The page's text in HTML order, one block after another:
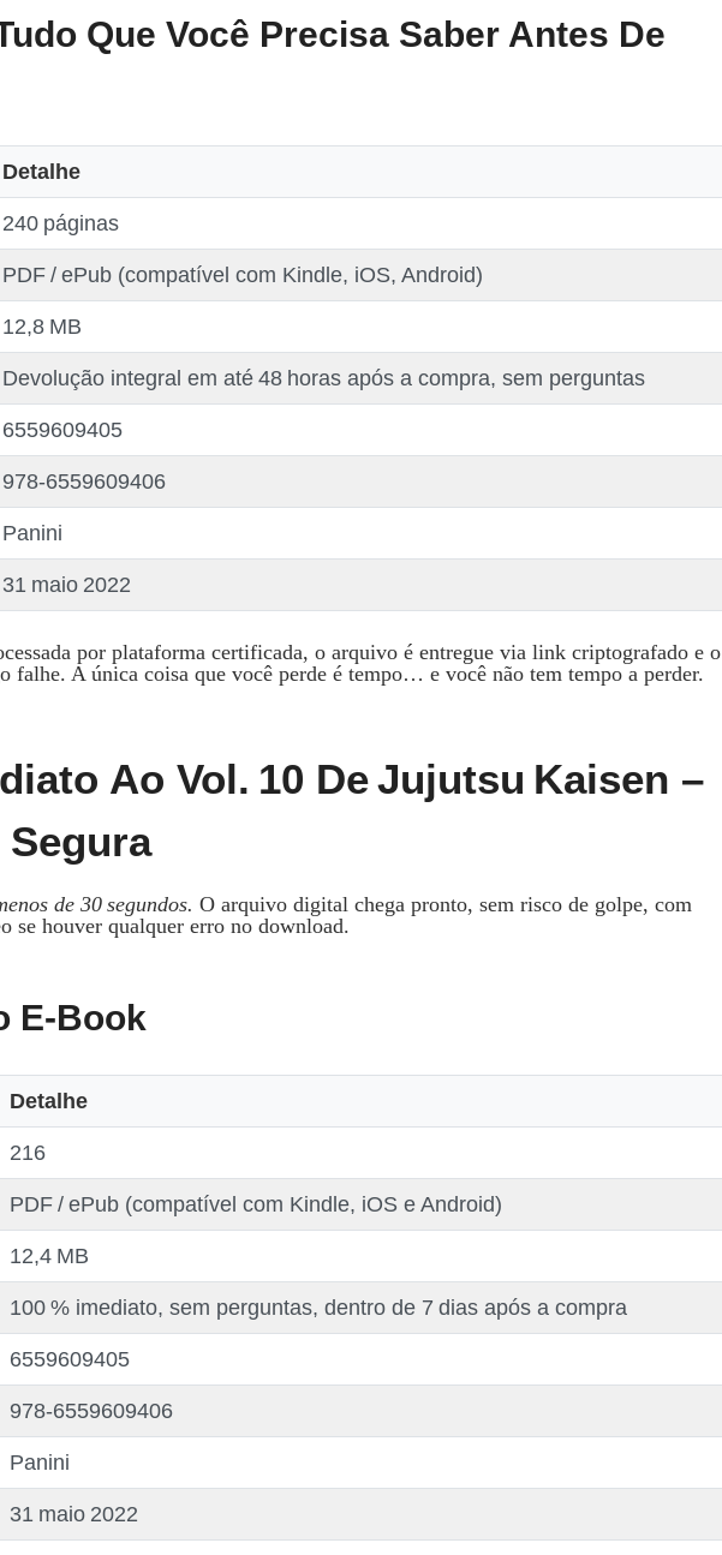
Que Você Precisa Saber Antes De
Detalhe
240 páginas
PDF / ePub (compatível com Kindle, iOS, Android)
12,8 MB
Devolução integral em até 48 horas após a compra, sem perguntas
6559609405
978‑6559609406
Panini
31 maio 2022
por plataforma certificada, o arquivo é entregue via link criptografado e o
falhe. A única coisa que você perde é tempo… e você não tem tempo a perder.
Ao Vol. 10 De Jujutsu Kaisen –
Segura
de 30 segundos. O arquivo digital chega pronto, sem risco de golpe, com
se houver qualquer erro no download.
E‑Book
Detalhe
216
PDF / ePub (compatível com Kindle, iOS e Android)
12,4 MB
100 % imediato, sem perguntas, dentro de 7 dias após a compra
6559609405
978‑6559609406
Panini
31 maio 2022